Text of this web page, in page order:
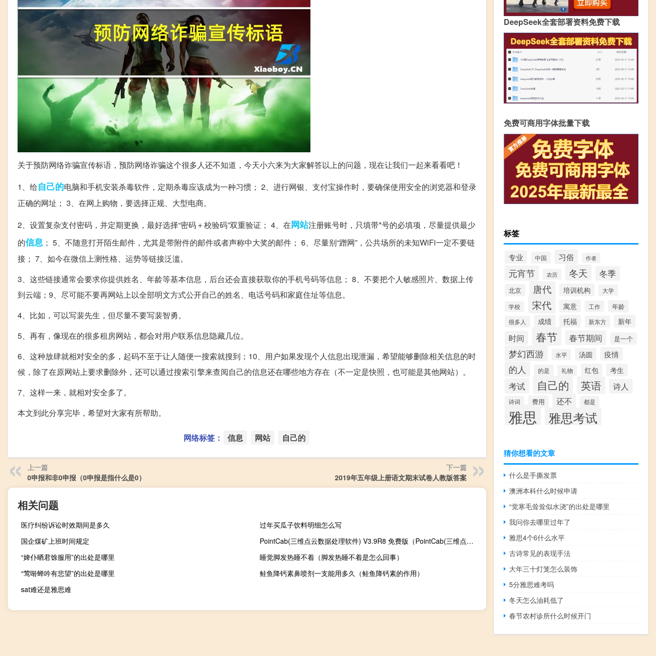
关于预防网络诈骗宣传标语，预防网络诈骗这个很多人还不知道，今天小六来为大家解答以上的问题，现在让我们一起来看看吧！
1、给自己的电脑和手机安装杀毒软件，定期杀毒应该成为一种习惯； 2、进行网银、支付宝操作时，要确保使用安全的浏览器和登录
正确的网址； 3、在网上购物，要选择正规、大型电商。
2、设置复杂支付密码，并定期更换，最好选择“密码＋校验码”双重验证； 4、在网站注册账号时，只填带*号的必填项，尽量提供最少
的信息 ； 5、不随意打开陌生邮件，尤其是带附件的邮件或者声称中大奖的邮件； 6、尽量别“蹭网”，公共场所的未知WiFi一定不要链
接； 7、如今在微信上测性格、运势等链接泛滥。
3、这些链接通常会要求你提供姓名、年龄等基本信息，后台还会直接获取你的手机号码等信息； 8、不要把个人敏感照片、数据上传
到云端；9、尽可能不要再网站上以全部明文方式公开自己的姓名、电话号码和家庭住址等信息。
4、比如，可以写裴先生，但尽量不要写裴智勇。
5、再有，像现在的很多租房网站，都会对用户联系信息隐藏几位。
6、这种放肆就相对安全的多，起码不至于让人随便一搜索就搜到；10、用户如果发现个人信息出现泄漏，希望能够删除相关信息的时
候，除了在原网站上要求删除外，还可以通过搜索引擎来查阅自己的信息还在哪些地方存在（不一定是快照，也可能是其他网站）。
7、这样一来，就相对安全多了。
本文到此分享完毕，希望对大家有所帮助。
网络标签： 信息 网站 自己的
上一篇
0申报和非0申报（0申报是指什么是0）
下一篇
2019年五年级上册语文期末试卷人教版答案
相关问题
医疗纠纷诉讼时效期间是多久
过年买瓜子饮料明细怎么写
国企煤矿上班时间规定
PointCab(三维点云数据处理软件) V3.9R8 免费版（PointCab(三维点云数据处理软件) V3.9R8 免费版功能简介）
“婢仆晒君馀服用”的出处是哪里
睡觉脚发热睡不着（脚发热睡不着是怎么回事）
“莺啭蝉吟有悲望”的出处是哪里
鲑鱼降钙素鼻喷剂一支能用多久（鲑鱼降钙素的作用）
sat难还是雅思难
DeepSeek全套部署资料免费下载
免费可商用字体批量下载
标签
专业 中国 习俗 作者
元宵节 农历 冬天 冬季
北京 唐代 培训机构 大学
学校 宋代 寓意 工作 年龄
很多人 成绩 托福 新东方 新年
时间 春节 春节期间 是一个
梦幻西游 水平 汤圆 疫情
的人 的是 礼物 红包 考生
考试 自己的 英语 诗人
诗词 费用 还不 都是
雅思 雅思考试
猜你想看的文章
什么是手撕发票
澳洲本科什么时候申请
“觉寒毛耸耸似水浇”的出处是哪里
我问你去哪里过年了
雅思4个6什么水平
古诗常见的表现手法
大年三十灯笼怎么装饰
5分雅思难考吗
冬天怎么油耗低了
春节农村诊所什么时候开门